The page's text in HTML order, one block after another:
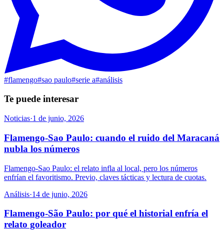
#flamengo#sao paulo#serie a#análisis
Te puede interesar
Noticias·1 de junio, 2026
Flamengo-Sao Paulo: cuando el ruido del Maracaná
nubla los números
Flamengo-Sao Paulo: el relato infla al local, pero los números
enfrían el favoritismo. Previo, claves tácticas y lectura de cuotas.
Análisis·14 de junio, 2026
Flamengo-São Paulo: por qué el historial enfría el
relato goleador